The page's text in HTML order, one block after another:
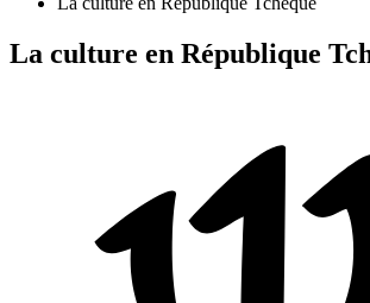
La culture en République